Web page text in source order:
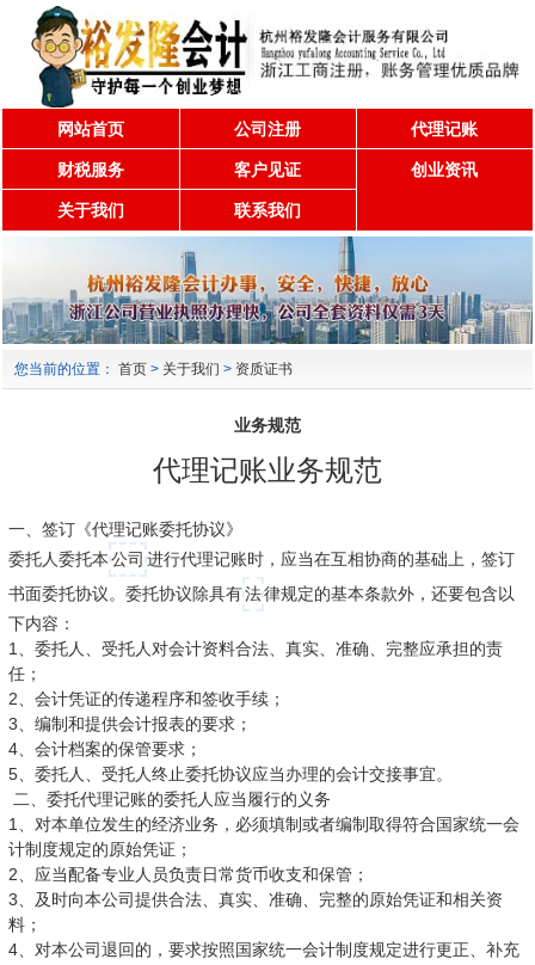
网站首页 公司注册 代理记账
财税服务 客户见证 创业资讯
关于我们 联系我们
您当前的位置： 首页 > 关于我们 > 资质证书
业务规范
代理记账业务规范
一、签订《代理记账委托协议》
委托人委托本公司 进行代理记账时，应当在互相协商的基础上，签订
书面委托协议。委托协议除具有法律规定的基本条款外，还要包含以
下内容：
1、委托人、受托人对会计资料合法、真实、准确、完整应承担的责
任；
2、会计凭证的传递程序和签收手续；
3、编制和提供会计报表的要求；
4、会计档案的保管要求；
5、委托人、受托人终止委托协议应当办理的会计交接事宜。
二、委托代理记账的委托人应当履行的义务
1、对本单位发生的经济业务，必须填制或者编制取得符合国家统一会
计制度规定的原始凭证；
2、应当配备专业人员负责日常货币收支和保管；
3、及时向本公司提供合法、真实、准确、完整的原始凭证和相关资
料；
4、对本公司退回的，要求按照国家统一会计制度规定进行更正、补充